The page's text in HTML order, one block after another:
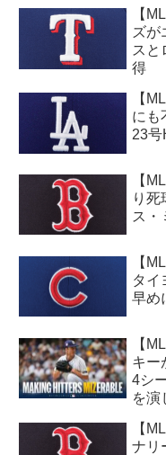
【
ズが
スと
得
【
にも
23号
【
り死
ス・
【
タイ
早め
【
キー
4シ
を演
【
ナリ